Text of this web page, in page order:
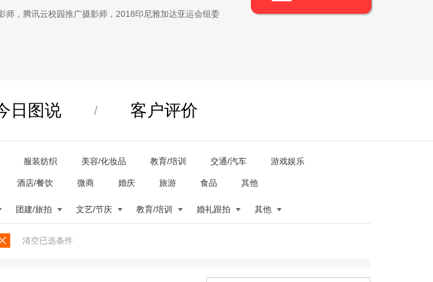
，腾讯云校园推广摄影师，2018印尼雅加达亚运会组委
日图说 / 客户评价
服装纺织 美容/化妆品 教育/培训 交通/汽车 游戏娱乐
酒店/餐饮 微商 婚庆 旅游 食品 其他
团建/旅拍 文艺/节庆 教育/培训 婚礼跟拍 其他
清空已选条件